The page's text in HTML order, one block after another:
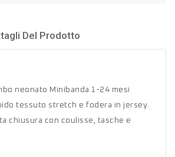
Del Prodotto
neonato Minibanda 1-24 mesi
tessuto stretch e fodera in jersey.
chiusura con coulisse, tasche e